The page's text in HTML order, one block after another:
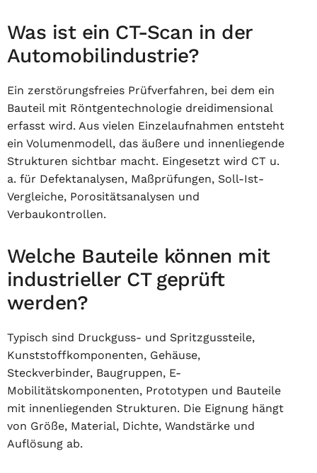
Was ist ein CT-Scan in der
Automobilindustrie?
Ein zerstörungsfreies Prüfverfahren, bei dem ein
Bauteil mit Röntgentechnologie dreidimensional
erfasst wird. Aus vielen Einzelaufnahmen entsteht
ein Volumenmodell, das äußere und innenliegende
Strukturen sichtbar macht. Eingesetzt wird CT u.
a. für Defektanalysen, Maßprüfungen, Soll-Ist-
Vergleiche, Porositätsanalysen und
Verbaukontrollen.
Welche Bauteile können mit
industrieller CT geprüft
werden?
Typisch sind Druckguss- und Spritzgussteile,
Kunststoffkomponenten, Gehäuse,
Steckverbinder, Baugruppen, E-
Mobilitätskomponenten, Prototypen und Bauteile
mit innenliegenden Strukturen. Die Eignung hängt
von Größe, Material, Dichte, Wandstärke und
Auflösung ab.